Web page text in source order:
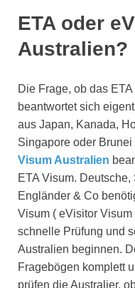
ETA oder
Australien?
Die Frage, ob das
beantwortet sich
aus Japan, Kanada,
Singapore oder
Visum Australien
ETA Visum.
Engländer & Co
Visum ( eVisitor
schnelle Prüfung und
Australien beginnen.
Fragebögen komplett
prüfen die Australier,